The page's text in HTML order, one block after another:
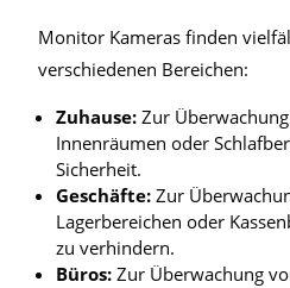
Monitor Kameras finden
verschiedenen Bereichen:
Zuhause: Zur
Innenräumen oder
Sicherheit.
Geschäfte: Zur
Lagerbereichen oder
zu verhindern.
Büros: Zur Überwachung